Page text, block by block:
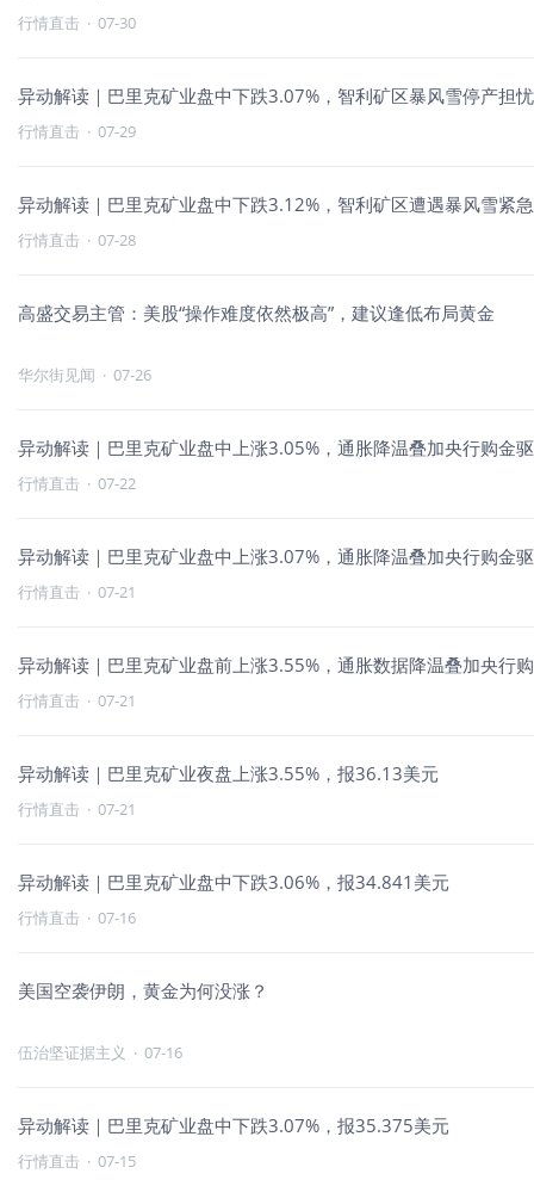
行情直击 · 07-30
异动解读｜巴里克矿业盘中下跌3.07%，智利矿区暴风雪停产担
行情直击 · 07-29
异动解读｜巴里克矿业盘中下跌3.12%，智利矿区遭遇暴风雪紧
行情直击 · 07-28
高盛交易主管：美股“操作难度依然极高”，建议逢低布局黄金
华尔街见闻 · 07-26
异动解读｜巴里克矿业盘中上涨3.05%，通胀降温叠加央行购金
行情直击 · 07-22
异动解读｜巴里克矿业盘中上涨3.07%，通胀降温叠加央行购金
行情直击 · 07-21
异动解读｜巴里克矿业盘前上涨3.55%，通胀数据降温叠加央行
行情直击 · 07-21
异动解读｜巴里克矿业夜盘上涨3.55%，报36.13美元
行情直击 · 07-21
异动解读｜巴里克矿业盘中下跌3.06%，报34.841美元
行情直击 · 07-16
美国空袭伊朗，黄金为何没涨？
伍治坚证据主义 · 07-16
异动解读｜巴里克矿业盘中下跌3.07%，报35.375美元
行情直击 · 07-15